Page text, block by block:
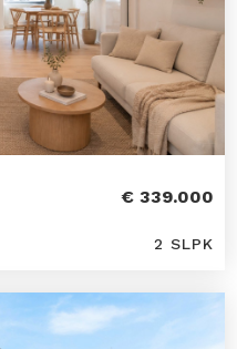
€ 339.000
2 SLPK